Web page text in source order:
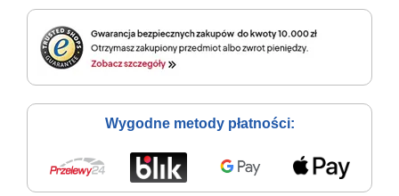
Wygodne metody płatności: